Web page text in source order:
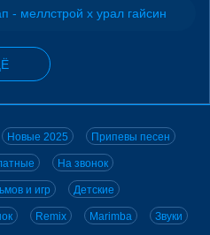
- меллстрой х урал гайсин
Новые 2025 Припевы песен
На звонок
и игр Детские
Remix Marimba Звуки